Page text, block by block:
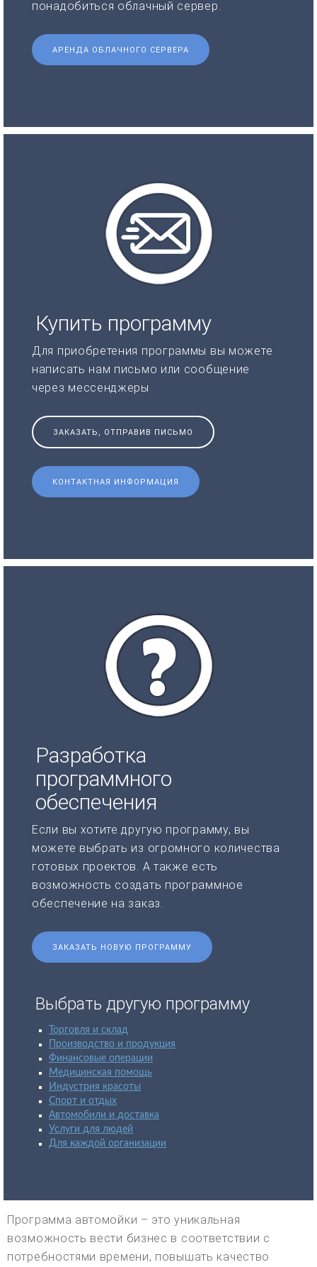
понадобиться облачный сервер.
АРЕНДА ОБЛАЧНОГО СЕРВЕРА
Купить программу
Для приобретения программы вы можете
написать нам письмо или сообщение
через мессенджеры
ЗАКАЗАТЬ, ОТПРАВИВ ПИСЬМО
КОНТАКТНАЯ ИНФОРМАЦИЯ
Разработка
программного
обеспечения
Если вы хотите другую программу, вы
можете выбрать из огромного количества
готовых проектов. А также есть
возможность создать программное
обеспечение на заказ.
ЗАКАЗАТЬ НОВУЮ ПРОГРАММУ
Выбрать другую программу
Торговля и склад
Производство и продукция
Финансовые операции
Медицинская помощь
Индустрия красоты
Спорт и отдых
Автомобили и доставка
Услуги для людей
Для каждой организации
Программа автомойки – это уникальная
возможность вести бизнес в соответствии с
потребностями времени, повышать качество